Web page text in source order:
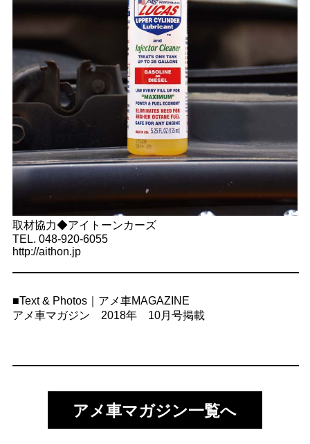
取材協力◆アイトーンカーズ
TEL. 048-920-6055
http://aithon.jp
■Text & Photos｜アメ車MAGAZINE
アメ車マガジン 2018年 10月号掲載
アメ車マガジン一覧へ